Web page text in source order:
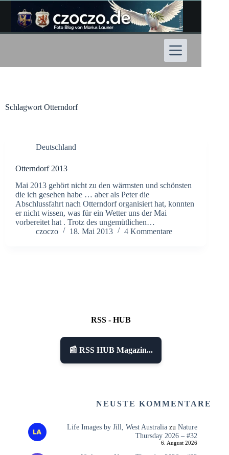
Inhalt
springen
Schlagwort Otterndorf
Deutschland
Otterndorf 2013
Mai 2013 gehört nicht zu den wärmsten und schönsten
die ich gesehen habe … aber als Peter die
Abschlussfahrt nach Otterndorf organisiert hat, konnten
er nicht wissen, was für ein Wetter uns der Mai
vorbereitet hat . Trotz des ungemütlichen…
czoczo
18. Mai 2013 4 Kommentare
RSS - HUB
📰 RSS HUB Magazin...
NEUSTE KOMMENTARE
Life Images by Jill, West Australiazu Nature
Thursday 2026 – #32
6. August 2026